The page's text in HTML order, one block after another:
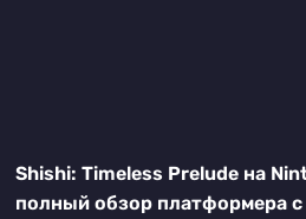
Shishi: Timeless Prelude на
полный обзор платформера